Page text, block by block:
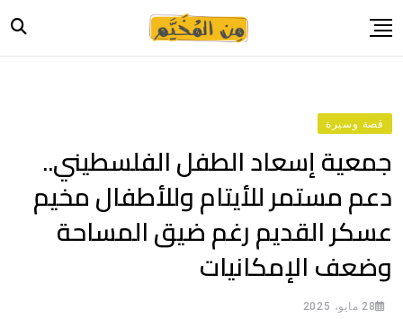
to
حياة
صورة وحكاية
قصة وسيرة
فيديو
المدونة
بيانات
قصة وسيرة
جمعية إسعاد الطفل الفلسطيني..
دعم مستمر للأيتام وللأطفال مخيم
عسكر القديم رغم ضيق المساحة
وضعف الإمكانيات
28 مايو، 2025